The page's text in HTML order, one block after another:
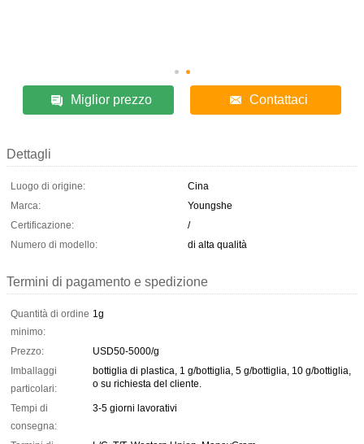
Miglior prezzo Contattaci
Dettagli
Luogo di origine:
Cina
Marca:
Youngshe
Certificazione:
/
Numero di modello:
di alta qualità
Termini di pagamento e spedizione
Quantità di ordine
minimo:
1g
Prezzo:
USD50-5000/g
Imballaggi
particolari:
bottiglia di plastica, 1 g/bottiglia, 5 g/bottiglia, 10 g/bottiglia,
o su richiesta del cliente.
Tempi di
consegna:
3-5 giorni lavorativi